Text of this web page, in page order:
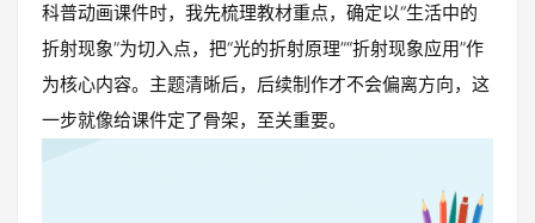
科普动画课件时，我先梳理教材重点，确定以“生活中的
折射现象”为切入点，把“光的折射原理”“折射现象应用”作
为核心内容。主题清晰后，后续制作才不会偏离方向，这
一步就像给课件定了骨架，至关重要。